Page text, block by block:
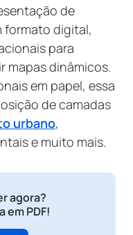
de
formato digital,
para
mapas dinâmicos.
em papel, essa
de camadas
urbano,
e muito mais.
agora?
em PDF!